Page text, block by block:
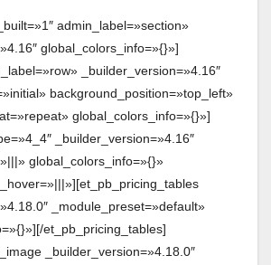
admin_label=»section»
global_colors_info=»{}»]
_builder_version=»4.16″
background_position=»top_left»
global_colors_info=»{}»]
_builder_version=»4.16″
global_colors_info=»{}»
_module_preset=»default»
et_pb_pricing_tables]
_builder_version=»4.18.0″